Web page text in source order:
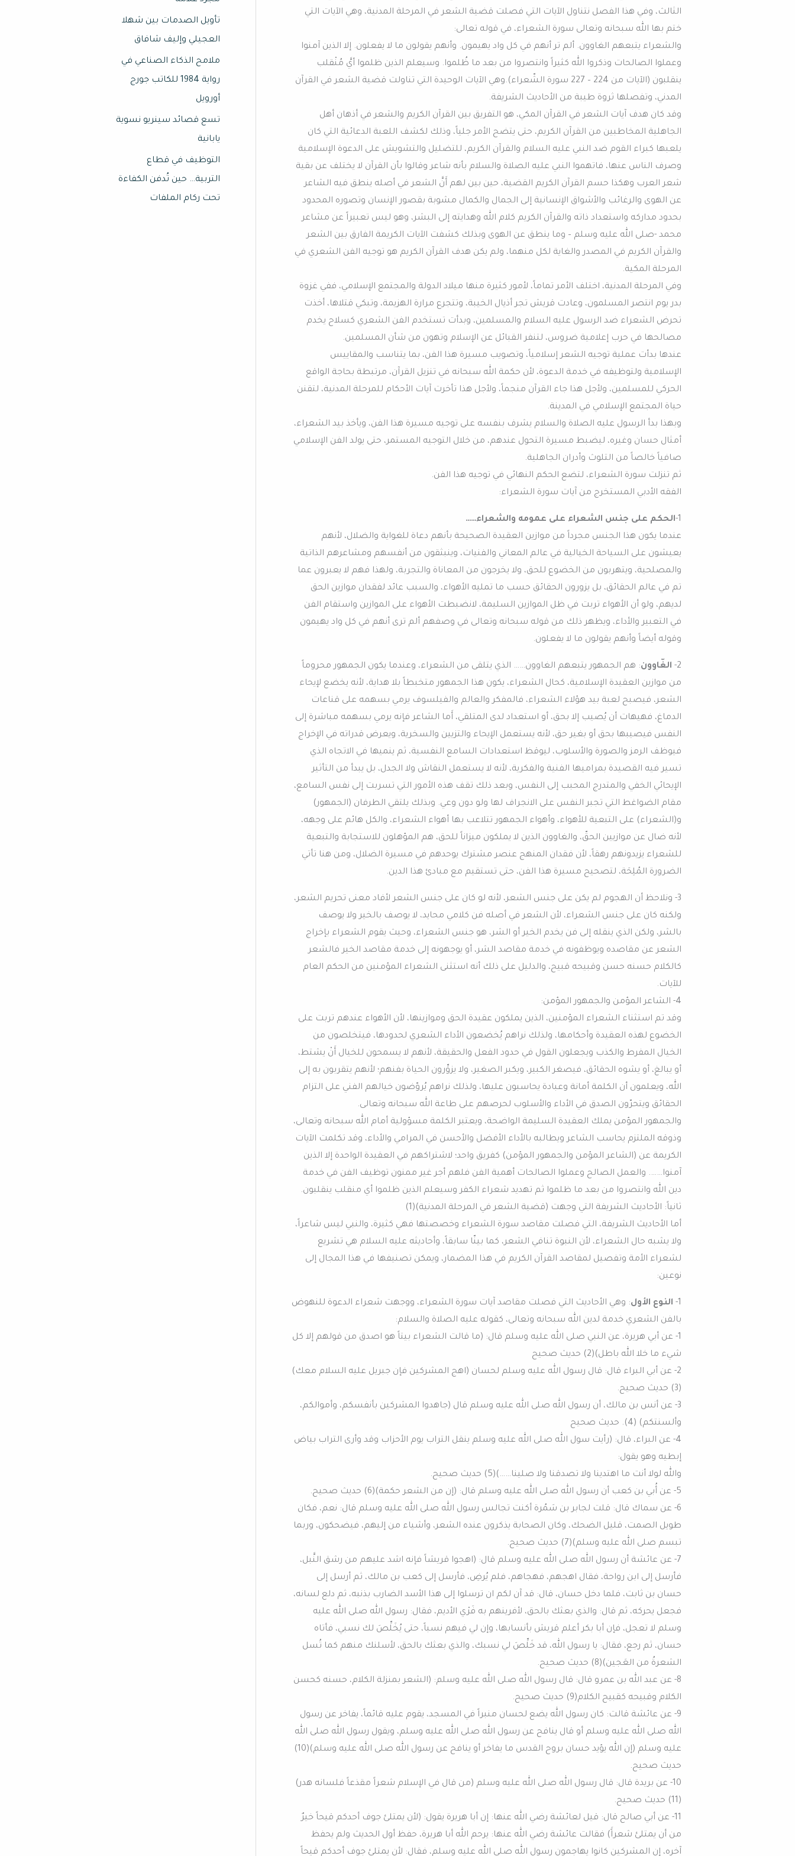
الثالث، وفي هذا الفصل نتناول الآيات التي فصلت قضية الشعر في المرحلة المدنية، وهي الآيات التي
ختم بها الله سبحانه وتعالى سورة الشعراء، في قوله تعالى:
والشعراء يتبعهم الغاوون. ألم تر أنهم في كل واد يهيمون. وأنهم يقولون ما لا يفعلون. إلا الذين آمنوا
وعملوا الصالحات وذكروا الله كثيراً وانتصروا من بعد ما ظُلموا. وسيعلم الذين ظلموا أيَّ مُنْقلب
ينقلبون (الآيات من 224 – 227 سورة الشّعراء).وهي الآيات الوحيدة التي تناولت قضية الشعر في القرآن
المدني، وتفصلها ثروة طيبة من الأحاديث الشريفة.
وقد كان هدف آيات الشعر في القرآن المكي، هو التفريق بين القرآن الكريم والشعر في أذهان أهل
الجاهلية المخاطبين من القرآن الكريم، حتى يتضح الأمر جلياً، وذلك لكشف اللعبة الدعائية التي كان
يلعبها كبراء القوم ضد النبي عليه السلام والقرآن الكريم، للتضليل والتشويش على الدعوة الإسلامية
وصرف الناس عنها، فاتهموا النبي عليه الصلاة والسلام بأنه شاعر وقالوا بأن القرآن لا يختلف عن بقية
شعر العرب وهكذا حسم القرآن الكريم القضية، حين بين لهم أَنَّ الشعر في أصله ينطق فيه الشاعر
عن الهوى والرغائب والأشواق الإنسانية إلى الجمال والكمال مشوبة بقصور الإنسان وتصوره المحدود
بحدود مداركه واستعداد ذاته والقرآن الكريم كلام الله وهدايته إلى البشر، وهو ليس تعبيراً عن مشاعر
محمد -صلى الله عليه وسلم – وما ينطق عن الهوى وبذلك كشفت الآيات الكريمة الفارق بين الشعر
والقرآن الكريم في المصدر والغاية لكل منهما، ولم يكن هدف القرآن الكريم هو توجيه الفن الشعري في
المرحلة المكية.
وفي المرحلة المدنية، اختلف الأمر تماماً، لأمور كثيرة منها ميلاد الدولة والمجتمع الإسلامي، ففي غزوة
بدر يوم انتصر المسلمون، وعادت قريش تجر أذيال الخيبة، وتتجرع مرارة الهزيمة، وتبكي قتلاها، أخذت
تحرض الشعراء ضد الرسول عليه السلام والمسلمين، وبدأت تستخدم الفن الشعري كسلاح يخدم
مصالحها في حرب إعلامية ضروس، لتنفر القبائل عن الإسلام وتهون من شأن المسلمين.
عندها بدأت عملية توجيه الشعر إسلامياً، وتصويب مسيرة هذا الفن، بما يتناسب والمقاييس
الإسلامية ولتوظيفه في خدمة الدعوة، لأن حكمة الله سبحانه في تنزيل القرآن، مرتبطة بحاجة الواقع
الحركي للمسلمين، ولأجل هذا جاء القرآن منجماً، ولأجل هذا تأخرت آيات الأحكام للمرحلة المدنية، لتقنن
حياة المجتمع الإسلامي في المدينة.
وبهذا بدأ الرسول عليه الصلاة والسلام يشرف بنفسه على توجيه مسيرة هذا الفن، ويأخذ بيد الشعراء،
أمثال حسان وغيره، ليضبط مسيرة التحول عندهم، من خلال التوجيه المستمر، حتى يولد الفن الإسلامي
صافياً خالصاً من التلوث وأدران الجاهلية.
ثم تنزلت سورة الشعراء، لتضع الحكم النهائي في توجيه هذا الفن.
الفقه الأدبي المستخرج من آيات سورة الشعراء:
1- الحكم على جنس الشعراء على عمومه والشعراء……
عندما يكون هذا الجنس مجرداً من موازين العقيدة الصحيحة بأنهم دعاة للغواية والضلال، لأنهم
يعيشون على السياحة الخيالية في عالم المعاني والفنيات، وينبثقون من أنفسهم ومشاعرهم الذاتية
والمصلحية، ويتهربون من الخضوع للحق، ولا يخرجون من المعاناة والتجربة، ولهذا فهم لا يعبرون عما
تم في عالم الحقائق، بل يزورون الحقائق حسب ما تمليه الأهواء، والسبب عائد لفقدان موازين الحق
لديهم، ولو أن الأهواء تربت في ظل الموازين السليمة، لانضبطت الأهواء على الموازين واستقام الفن
في التعبير والأداء، ويظهر ذلك من قوله سبحانه وتعالى في وصفهم ألم ترى أنهم في كل واد يهيمون
وقوله أيضاً وأنهم يقولون ما لا يفعلون.
2- الغّاوون: هم الجمهور يتبعهم الغاوون…… الذي يتلقى من الشعراء، وعندما يكون الجمهور محروماً
من موازين العقيدة الإسلامية، كحال الشعراء، يكون هذا الجمهور متخبطاً بلا هداية، لأنه يخضع لإيحاء
الشعر، فيصبح لعبة بيد هؤلاء الشعراء، فالمفكر والعالم والفيلسوف يرمي بسهمه على قناعات
الدماغ، فهيهات أن يُصيب إلا بحق، أو استعداد لدى المتلقي، أَما الشاعر فإنه يرمي بسهمه مباشرة إلى
النفس فيصيبها بحق أو بغير حق، لأنه يستعمل الإيحاء والتزيين والسخرية، ويعرض قدراته في الإخراج
فيوظف الرمز والصورة والأسلوب، ليوقظ استعدادات السامع النفسية، ثم ينميها في الاتجاه الذي
تسير فيه القصيدة بمراميها الفنية والفكرية، لأنه لا يستعمل النقاش ولا الجدل، بل يبدأ من التأثير
الإيحائي الخفي والمتدرج المحبب إلى النفس، وبعد ذلك تقف هذه الأمور التي تسربت إلى نفس السامع،
مقام الضواغط التي تجبر النفس على الانجراف لها ولو دون وعي. وبذلك يلتقي الطرفان (الجمهور)
و(الشعراء) على التبعية للأهواء، وأهواء الجمهور تتلاعب بها أهواء الشعراء، والكل هائم على وجهه،
لأنه ضال عن موازيين الحقّ، والغاوون الذين لا يملكون ميزاناً للحق، هم المؤهلون للاستجابة والتبعية
للشعراء يزيدونهم رهقاً، لأن فقدان المنهج عنصر مشترك يوحدهم في مسيرة الضلال، ومن هنا تأتي
الضرورة المُلِحَة، لتصحيح مسيرة هذا الفن، حتى تستقيم مع مبادئ هذا الدين.
3- ونلاحظ أن الهجوم لم يكن على جنس الشعر، لأنه لو كان على جنس الشعر لأفاد معنى تحريم الشعر،
ولكنه كان على جنس الشعراء، لأن الشعر في أصله فن كلامي محايد، لا يوصف بالخير ولا يوصف
بالشر، ولكن الذي ينقله إلى فن يخدم الخير أو الشر، هو جنس الشعراء، وحيث يقوم الشعراء بإخراج
الشعر عن مقاصده ويوظفونه في خدمة مقاصد الشر، أو يوجهونه إلى خدمة مقاصد الخير فالشعر
كالكلام حسنه حسن وقبيحه قبيح، والدليل على ذلك أنه استثنى الشعراء المؤمنين من الحكم العام
للآيات.
4- الشاعر المؤمن والجمهور المؤمن:
وقد تم استثناء الشعراء المؤمنين، الذين يملكون عقيدة الحق وموازينها، لأن الأهواء عندهم تربت على
الخضوع لهذه العقيدة وأحكامها، ولذلك نراهم يُخضعون الأداء الشعري لحدودها، فيتخلصون من
الخيال المفرط والكذب ويجعلون القول في حدود الفعل والحقيقة، لأنهم لا يسمحون للخيال أَنْ يشتط،
أو يبالغ، أو يشوه الحقائق، فيصغر الكبير، ويكبر الصغير، ولا يزوِّرون الحياة بفنهم؛ لأنهم يتقربون به إلى
الله، ويعلمون أن الكلمة أمانة وعبادة يحاسبون عليها، ولذلك نراهم يُروّضون خيالهم الفني على التزام
الحقائق ويتحرّون الصدق في الأداء والأسلوب لحرصهم على طاعة الله سبحانه وتعالى.
والجمهور المؤمن يملك العقيدة السليمة الواضحة، ويعتبر الكلمة مسؤولية أمام الله سبحانه وتعالى،
وذوقه الملتزم يحاسب الشاعر ويطالبه بالأداء الأفضل والأحسن في المرامي والأداء، وقد تكلمت الآيات
الكريمة عن (الشاعر المؤمن والجمهور المؤمن) كفريق واحد؛ لاشتراكهم في العقيدة الواحدة إلا الذين
آمنوا……. والعمل الصالح وعملوا الصالحات أهمية الفن فلهم أجر غير ممنون توظيف الفن في خدمة
دين الله وانتصروا من بعد ما ظلموا ثم تهديد شعراء الكفر وسيعلم الذين ظلموا أي منقلب ينقلبون.
ثانياً: الأحاديث الشريفة التي وجهت (قضية الشعر في المرحلة المدنية)(1)
أما الأحاديث الشريفة، التي فصلت مقاصد سورة الشعراء وخصصتها فهي كثيرة، والنبي ليس شاعراً،
ولا يشبه حال الشعراء، لأن النبوة تنافي الشعر، كما بينّا سابقاً، وأحاديثه عليه السلام هي تشريع
لشعراء الأمة وتفصيل لمقاصد القرآن الكريم في هذا المضمار، ويمكن تصنيفها في هذا المجال إلى
نوعين:
1- النوع الأول: وهي الأحاديث التي فصلت مقاصد آيات سورة الشعراء، ووجهت شعراء الدعوة للنهوض
بالفن الشعري خدمة لدين الله سبحانه وتعالى، كقوله عليه الصلاة والسلام:
1- عن أبي هريرة، عن النبي صلى الله عليه وسلم قال: (ما قالت الشعراء بيتاً هو اصدق من قولهم إلا كل
شيء ما خلا الله باطل)(2) حديث صحيح
2- عن أبي البراء قال: قال رسول الله عليه وسلم لحسان (اهج المشركين فإن جبريل عليه السلام معك)
(3) حديث صحيح.
3- عن أنس بن مالك، أن رسول الله صلى الله عليه وسلم قال (جاهدوا المشركين بأنفسكم، وأموالكم،
وألسنتكم) (4). حديث صحيح
4- عن البراء، قال: (رأيت سول الله صلى الله عليه وسلم ينقل التراب يوم الأحزاب وقد وأرى التراب بياض
إبطيه وهو يقول:
والله لولا أنت ما اهتدينا ولا تصدقنا ولا صلينا……)(5) حديث صحيح.
5- عن أُبي بن كعب أن رسول الله صلى الله عليه وسلم قال: (إن من الشعر حكمة)(6) حديث صحيح.
6- عن سماك قال: قلت لجابر بن سَمُرة أكنت تجالس رسول الله صلى الله عليه وسلم قال: نعم، فكان
طويل الصمت، قليل الضحك، وكان الصحابة يذكرون عنده الشعر، وأشياء من إليهم، فيضحكون، وربما
تبسم صلى الله عليه وسلم)(7) حديث صحيح.
7- عن عائشة أن رسول الله صلى الله عليه وسلم قال: (اهجوا قريشاً فإنه اشد عليهم من رشق النَّبل،
فأرسل إلى ابن رواحة، فقال اهجهم، فهجاهم، فلم يُرضِ، فأرسل إلى كعب بن مالك، ثم أرسل إلى
حسان بن ثابت، فلما دخل حسان، قال: قد آن لكم ان ترسلوا إلى هذا الأسد الضارب بذنبه، ثم دلع لسانه،
فجعل يحركه، ثم قال: والذي بعثك بالحق، لأفرينهم به فَرْي الأديم، فقال: رسول الله صلى الله عليه
وسلم لا تعجل، فإن أبا بكر أعلم قريش بأنسابها، وإن لي فيهم نسباً، حتى يُخَلِّصَ لك نسبي، فأتاه
حسان، ثم رجع، فقال: يا رسول الله، قد خَلِّصَ لي نسبك، والذي بعثك بالحق، لأسلنك منهم كما تُسل
الشعرةُ من العَجين)(8) حديث صحيح.
8- عن عبد الله بن عمرو قال: قال رسول الله صلى الله عليه وسلم: (الشعر بمنزلة الكلام، حسنه كحسن
الكلام وقبيحه كقبيح الكلام(9) حديث صحيح.
9- عن عائشة قالت: كان رسول الله يضع لحسان منبراً في المسجد، يقوم عليه قائماً، يفاخر عن رسول
الله صلى الله عليه وسلم أو قال ينافح عن رسول الله صلى الله عليه وسلم، ويقول رسول الله صلى الله
عليه وسلم (إن الله يؤيد حسان بروح القدس ما يفاخر أو ينافح عن رسول الله صلى الله عليه وسلم)(10)
حديث صحيح.
10- عن بريدة قال: قال رسول الله صلى الله عليه وسلم (من قال في الإسلام شعراً مقذعاً فلسانه هدر)
(11) حديث صحيح.
11- عن أبي صالح قال: قيل لعائشة رضي الله عنها: إن أبا هريرة يقول: (لأن يمتلئ جوف أحدكم قيحاً خيرٌ
من أن يمتلئ شعراًَ) فقالت عائشة رضي الله عنها: يرحم الله أبا هريرة، حفظ أول الحديث ولم يحفظ
آخره، إن المشركين كانوا يهاجمون رسول الله صلى الله عليه وسلم، فقال: لأن يمتلئ جوف أحدكم قيحاً
تأويل الصدمات بين شهلا
العجيلي وإليف شافاق
ملامح الذكاء الصناعي في
رواية 1984 للكاتب جورج
أورويل
تسع قصائد سينريو نسوية
يابانية
التوظيف في قطاع
التربية… حين تُدفن الكفاءة
تحت ركام الملفات